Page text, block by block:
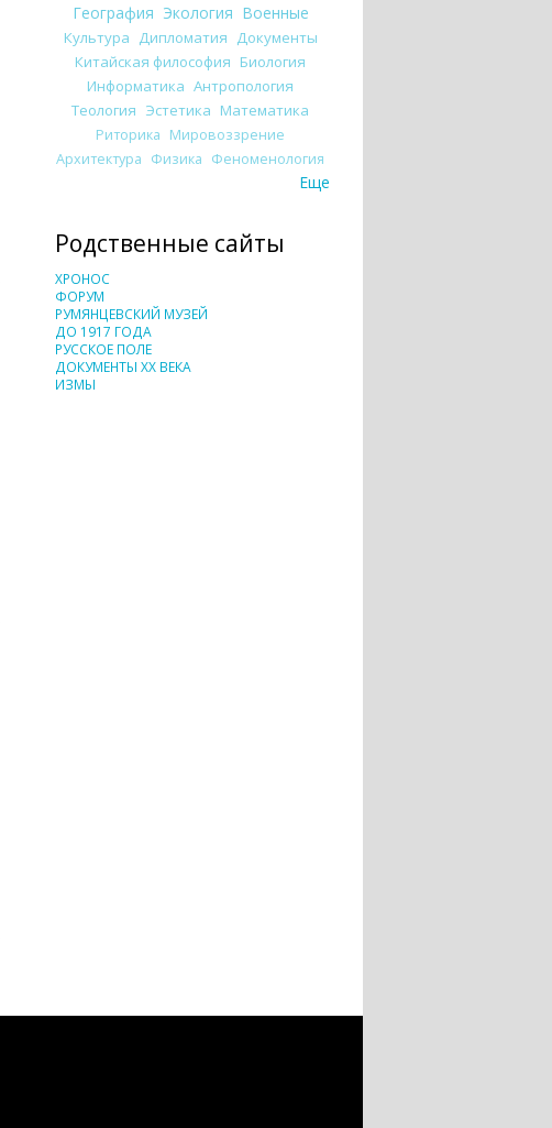
География Экология Военные
Культура Дипломатия Документы
Китайская философия Биология
Информатика Антропология
Теология Эстетика Математика
Риторика Мировоззрение
Архитектура Физика Феноменология
Еще
Родственные сайты
ХРОНОС
ФОРУМ
РУМЯНЦЕВСКИЙ МУЗЕЙ
ДО 1917 ГОДА
РУССКОЕ ПОЛЕ
ДОКУМЕНТЫ XX ВЕКА
ИЗМЫ